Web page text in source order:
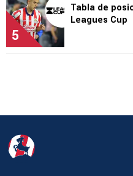
5
Tabla de
Leagues Cup